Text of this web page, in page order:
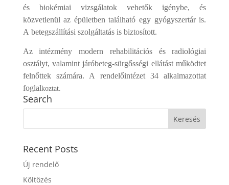
és biokémiai vizsgálatok vehetők igénybe, és
közvetlenül az épületben található egy gyógyszertár is.
A betegszállítási szolgáltatás is biztosított.
Az intézmény modern rehabilitációs és radiológiai
osztályt, valamint járóbeteg-sürgősségi ellátást működtet
felnőttek számára. A rendelőintézet34 alkalmazottat
foglalkoztat.
Search
Recent Posts
Új rendelő
Költözés